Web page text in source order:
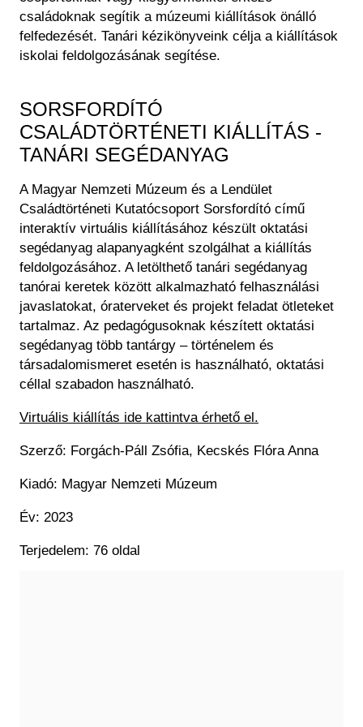
Régészet
Tagintézmények
Felnőttképzés
Képcsarnok
Történeti Fényképtár
Éremtár
Központi Könyvtár
családoknak segítik a múzeumi kiállítások önálló
felfedezését. Tanári kézikönyveink célja a kiállítások
iskolai feldolgozásának segítése.
SORSFORDÍTÓ
CSALÁDTÖRTÉNETI KIÁLLÍTÁS -
TANÁRI SEGÉDANYAG
A Magyar Nemzeti Múzeum és a Lendület
Családtörténeti Kutatócsoport Sorsfordító című
interaktív virtuális kiállításához készült oktatási
segédanyag alapanyagként szolgálhat a kiállítás
feldolgozásához. A letölthető tanári segédanyag
tanórai keretek között alkalmazható felhasználási
javaslatokat, óraterveket és projekt feladat ötleteket
tartalmaz. Az pedagógusoknak készített oktatási
segédanyag több tantárgy – történelem és
társadalomismeret esetén is használható, oktatási
céllal szabadon használható.
Virtuális kiállítás ide kattintva érhető el.
Szerző: Forgách-Páll Zsófia, Kecskés Flóra Anna
Kiadó: Magyar Nemzeti Múzeum
Év: 2023
Terjedelem: 76 oldal